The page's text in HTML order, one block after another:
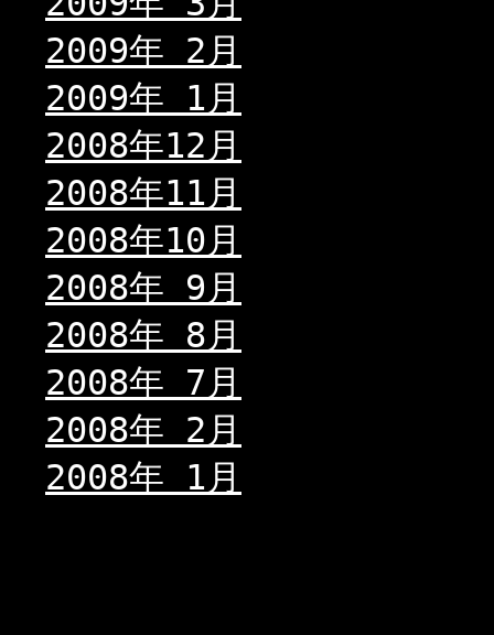
2009年 2月
2009年 1月
2008年12月
2008年11月
2008年10月
2008年 9月
2008年 8月
2008年 7月
2008年 2月
2008年 1月